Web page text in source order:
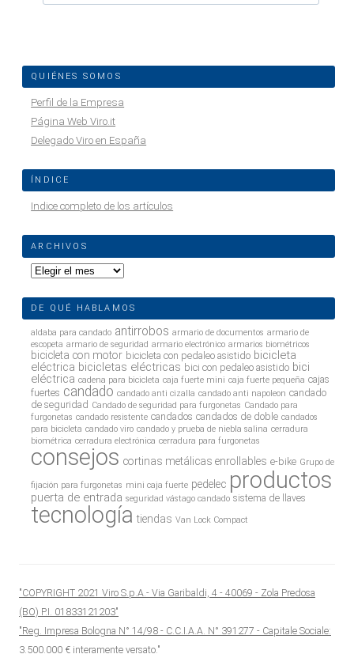
QUIÉNES SOMOS
Perfil de la Empresa
Página Web Viro.it
Delegado Viro en España
ÍNDICE
Indice completo de los artículos
ARCHIVOS
Archivos
DE QUÉ HABLAMOS
aldaba para candado antirrobos armario de documentos armario de
escopeta armario de seguridad armario electrónico armarios biométricos
bicicleta con motor bicicleta con pedaleo asistido bicicleta
eléctrica bicicletas eléctricas bici con pedaleo asistido bici
eléctrica cadena para bicicleta caja fuerte mini caja fuerte pequeña cajas
fuertes candado candado anti cizalla candado anti napoleon candado
de seguridad Candado de seguridad para furgonetas Candado para
furgonetas candado resistente candados candados de doble candados
para bicicleta candado viro candado y prueba de niebla salina cerradura
biométrica cerradura electrónica cerradura para furgonetas
consejos cortinas metálicas enrollables e-bike Grupo de
fijación para furgonetas mini caja fuerte pedelec productos
puerta de entrada seguridad vástago candado sistema de llaves
tecnología tiendas Van Lock Compact
"COPYRIGHT 2021 Viro S.p.A.- Via Garibaldi, 4 - 40069 - Zola Predosa
(BO) P.I. 01833121203"
"Reg. Impresa Bologna N° 14/98 - C.C.I.A.A. N° 391277 - Capitale Sociale:
3.500.000 € interamente versato."